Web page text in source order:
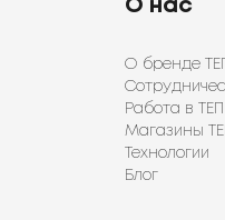
О нас
О бренде ТЕП
Работа в ТЕП
Магазины
Технологии
Блог